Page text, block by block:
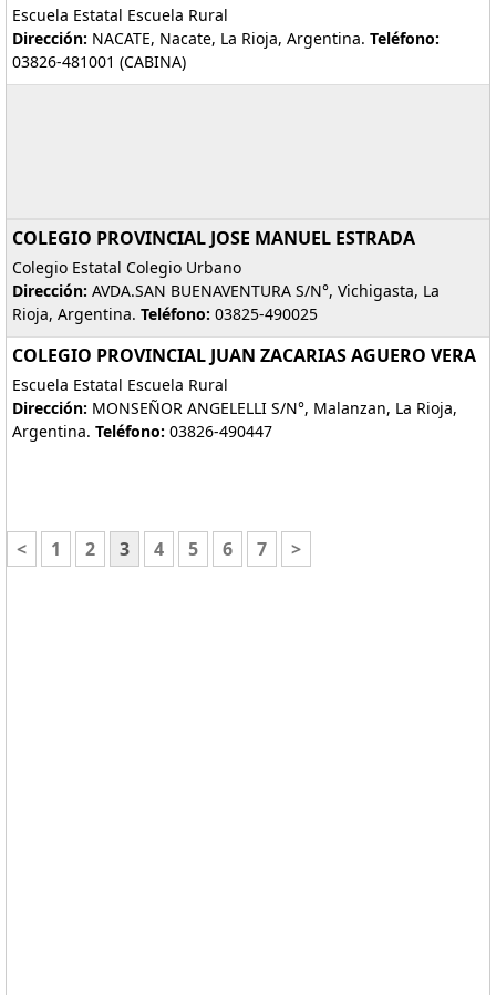
Escuela Estatal Escuela Rural
Dirección: NACATE, Nacate, La Rioja, Argentina. Teléfono:
03826-481001 (CABINA)
COLEGIO PROVINCIAL JOSE MANUEL ESTRADA
Colegio Estatal Colegio Urbano
Dirección: AVDA.SAN BUENAVENTURA S/N°, Vichigasta, La
Rioja, Argentina. Teléfono: 03825-490025
COLEGIO PROVINCIAL JUAN ZACARIAS AGUERO VERA
Escuela Estatal Escuela Rural
Dirección: MONSEÑOR ANGELELLI S/N°, Malanzan, La Rioja,
Argentina. Teléfono: 03826-490447
< 1 2 3 4 5 6 7 >